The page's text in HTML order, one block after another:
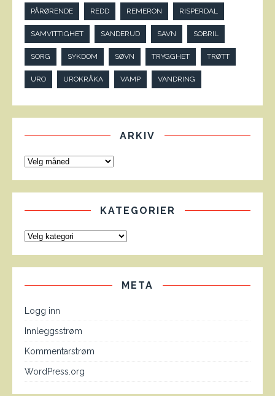
PÅRØRENDE REDD REMERON RISPERDAL
SAMVITTIGHET SANDERUD SAVN SOBRIL
SORG SYKDOM SØVN TRYGGHET TRØTT
URO UROKRÅKA VAMP VANDRING
ARKIV
KATEGORIER
META
Logg inn
Innleggsstrøm
Kommentarstrøm
WordPress.org